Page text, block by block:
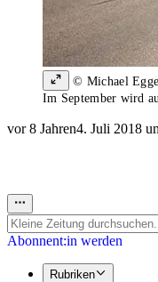
© Michael
Im September wird
vor 8 Jahren4. Juli 2018
Abonnent:in werden
Rubriken